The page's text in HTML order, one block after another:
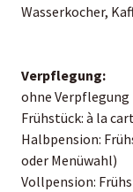
Wasserkocher,
Verpflegung:
ohne Verpflegung
Frühstück: à la
Halbpension:
oder Menüwahl)
Vollpension: